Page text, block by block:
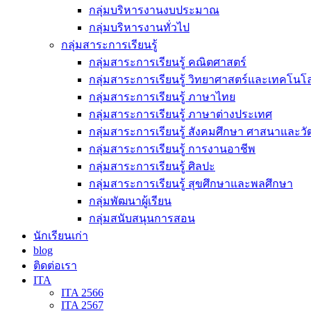
กลุ่มบริหารงานงบประมาณ
กลุ่มบริหารงานทั่วไป
กลุ่มสาระการเรียนรู้
กลุ่มสาระการเรียนรู้ คณิตศาสตร์
กลุ่มสาระการเรียนรู้ วิทยาศาสตร์และเทคโนโ
กลุ่มสาระการเรียนรู้ ภาษาไทย
กลุ่มสาระการเรียนรู้ ภาษาต่างประเทศ
กลุ่มสาระการเรียนรู้ สังคมศึกษา ศาสนาและ
กลุ่มสาระการเรียนรู้ การงานอาชีพ
กลุ่มสาระการเรียนรู้ ศิลปะ
กลุ่มสาระการเรียนรู้ สุขศึกษาและพลศึกษา
กลุ่มพัฒนาผู้เรียน
กลุ่มสนับสนุนการสอน
นักเรียนเก่า
blog
ติดต่อเรา
ITA
ITA 2566
ITA 2567